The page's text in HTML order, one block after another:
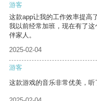
游客
这款app让我的工作效率提高
我以前经常加班，现在有了
伴家人。
2025-02-04
游客
这款游戏的音乐非常优美，听